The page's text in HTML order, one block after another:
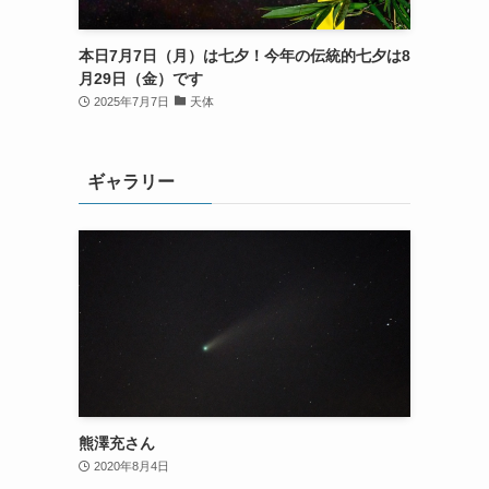
本日7月7日（月）は七夕！今年の伝統的七夕は8
月29日（金）です
2025年7月7日 天体
ギャラリー
熊澤充さん
2020年8月4日